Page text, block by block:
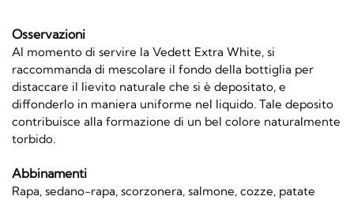
Osservazioni
Al momento di servire la Vedett Extra White, si
raccommanda di mescolare il fondo della bottiglia per
distaccare il lievito naturale che si è depositato, e
diffonderlo in maniera uniforme nel liquido. Tale deposito
contribuisce alla formazione di un bel colore naturalmente
torbido.
Abbinamenti
Rapa, sedano-rapa, scorzonera, salmone, cozze, patate